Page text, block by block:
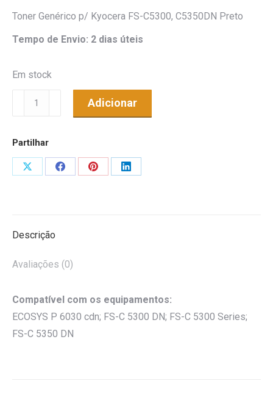
Toner Genérico p/ Kyocera FS-C5300, C5350DN Preto
Tempo de Envio: 2 dias úteis
Em stock
Quantidade
Genérico
C5350DN
Adicionar
Partilhar
Share
Share
Share
Share
Descrição
Avaliações (0)
Compatível com os equipamentos:
ECOSYS P 6030 cdn; FS-C 5300 DN; FS-C 5300 Series;
FS-C 5350 DN